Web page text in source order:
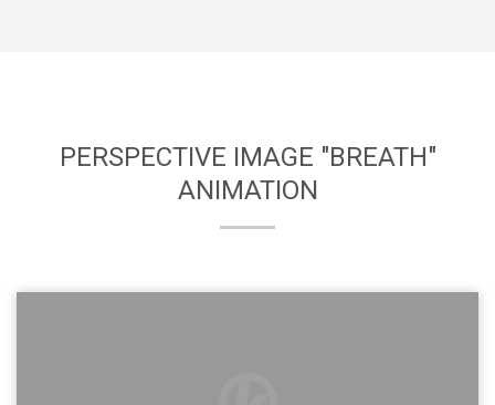
PERSPECTIVE IMAGE "BREATH"
ANIMATION